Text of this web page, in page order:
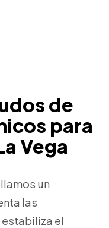
de
para
Vega
un
las
el